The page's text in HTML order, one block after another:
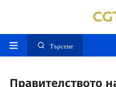
Търсене
Правителството